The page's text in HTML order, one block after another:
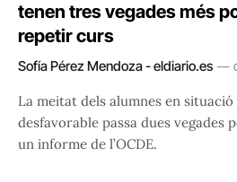
tenen tres vegades més
repetir curs
Sofía Pérez Mendoza - eldiario.es
La meitat dels alumnes en
desfavorable passa dues vegades
un informe de l’OCDE.